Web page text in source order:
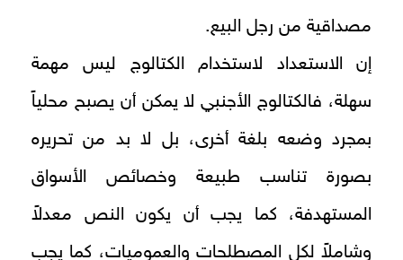
مصداقية من رجل البيع.
إن الاستعداد لاستخدام الكتالوج ليس مهمة
سهلة، فالكتالوج الأجنبي لا يمكن أن يصبح محلياً
بمجرد وضعه بلغة أخرى، بل لا بد من تحريره
بصورة تناسب طبيعة وخصائص الأسواق
المستهدفة، كما يجب أن يكون النص معدلاً
وشاملاً لكل المصطلحات والعموميات، كما يجب